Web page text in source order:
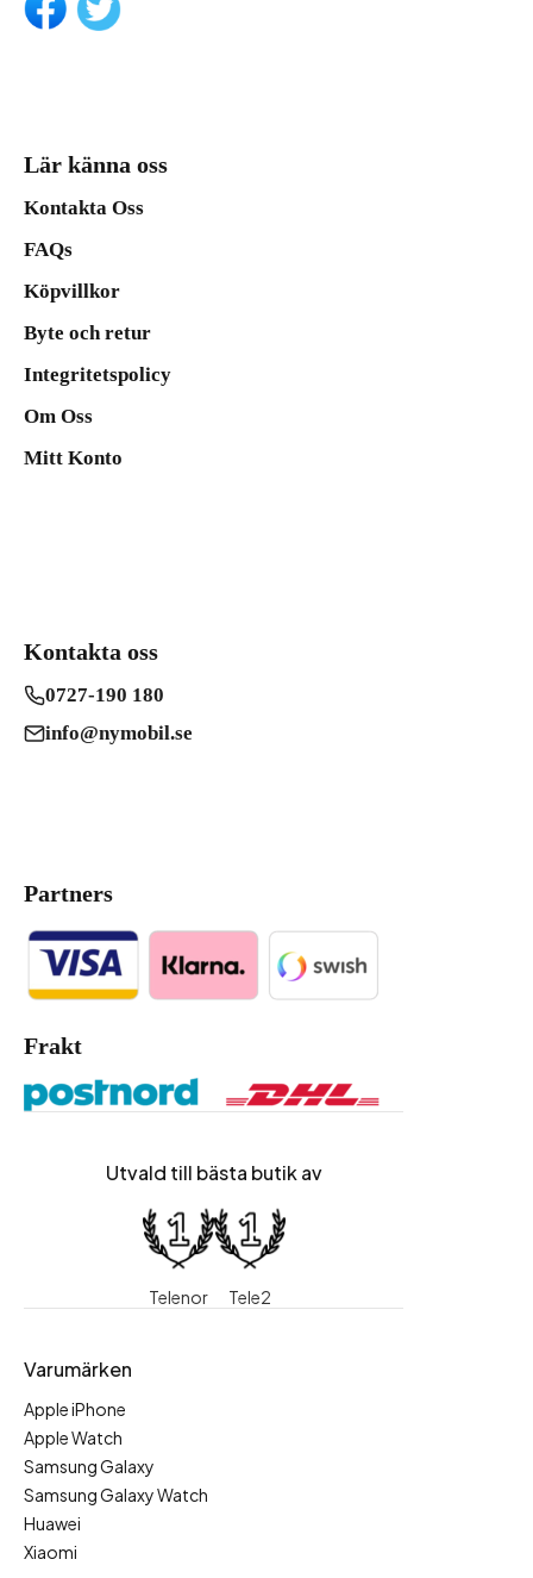
Lär känna oss
Kontakta Oss
FAQs
Köpvillkor
Byte och retur
Integritetspolicy
Om Oss
Mitt Konto
Kontakta oss
0727-190 180
info@nymobil.se
Partners
Frakt
Utvald till bästa butik av
Telenor Tele2
Varumärken
Apple iPhone
Apple Watch
Samsung Galaxy
Samsung Galaxy Watch
Huawei
Xiaomi